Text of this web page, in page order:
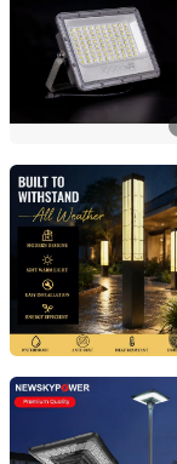
Guangdong,
Changzhou
Jiangsu, China
Qingdao